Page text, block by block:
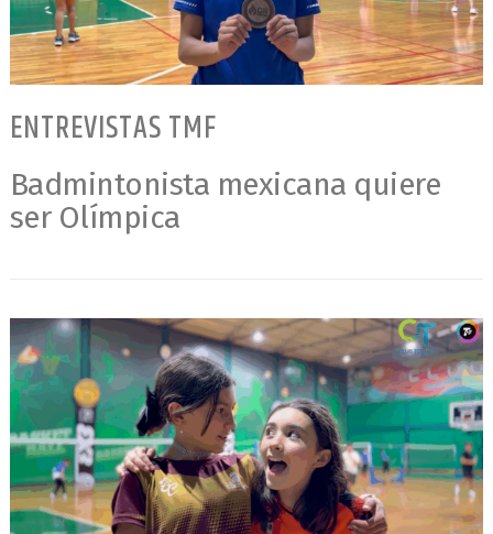
ENTREVISTAS TMF
Badmintonista mexicana quiere
ser Olímpica